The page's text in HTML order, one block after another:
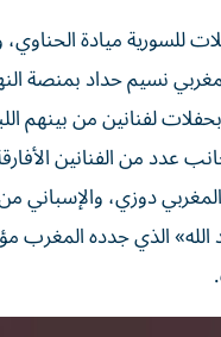
للسورية ميادة
نسيم حداد بمنصة
27 ‌يونيو/ حزيران بحفلات
عدد من الفنانين
الذي جدده المغرب